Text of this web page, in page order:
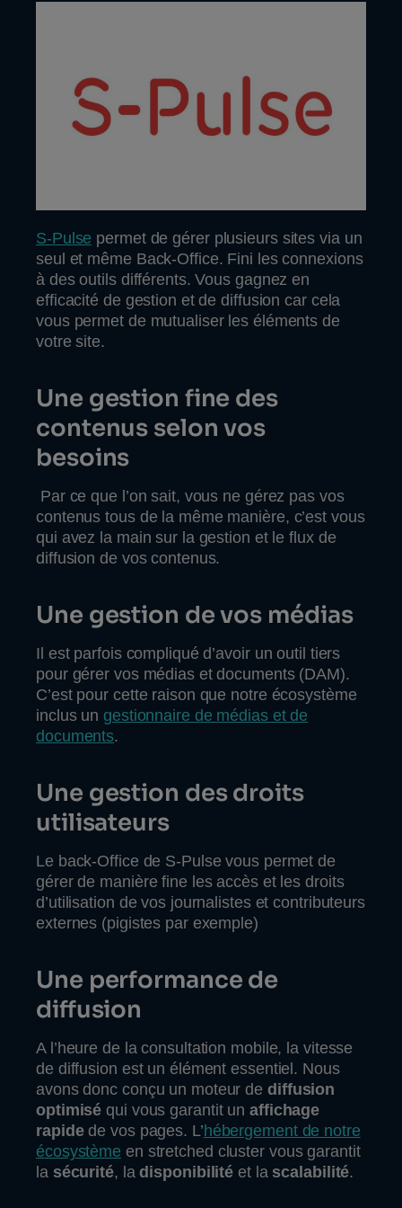
S-Pulse permet de gérer plusieurs sites via un
seul et même Back-Office. Fini les connexions
à des outils différents. Vous gagnez en
efficacité de gestion et de diffusion car cela
vous permet de mutualiser les éléments de
votre site.
Une gestion fine des
contenus selon vos
besoins
Par ce que l’on sait, vous ne gérez pas vos
contenus tous de la même manière, c’est vous
qui avez la main sur la gestion et le flux de
diffusion de vos contenus.
Une gestion de vos médias
Il est parfois compliqué d’avoir un outil tiers
pour gérer vos médias et documents (DAM).
C’est pour cette raison que notre écosystème
inclus un gestionnaire de médias et de
documents.
Une gestion des droits
utilisateurs
Le back-Office de S-Pulse vous permet de
gérer de manière fine les accès et les droits
d’utilisation de vos journalistes et contributeurs
externes (pigistes par exemple)
Une performance de
diffusion
A l’heure de la consultation mobile, la vitesse
de diffusion est un élément essentiel. Nous
avons donc conçu un moteur de diffusion
optimisé qui vous garantit unaffichage
rapidede vos pages. L’hébergement de notre
écosystème en stretched cluster vous garantit
la sécurité, ladisponibilité et la scalabilité.